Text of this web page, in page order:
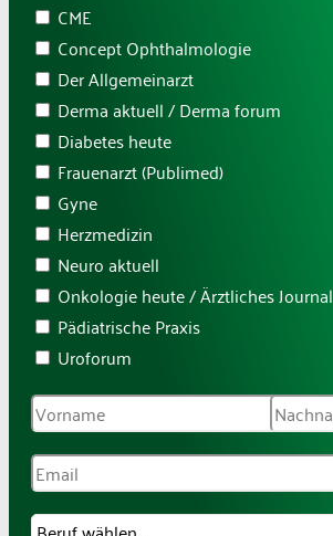
CME
Concept Ophthalmologie
Der Allgemeinarzt
Derma aktuell / Derma forum
Diabetes heute
Frauenarzt (Publimed)
Gyne
Herzmedizin
Neuro aktuell
Onkologie heute / Ärztliches Journal
Pädiatrische Praxis
Uroforum